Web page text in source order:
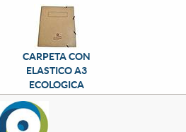
CARPETA CON
ELASTICO A3
ECOLOGICA